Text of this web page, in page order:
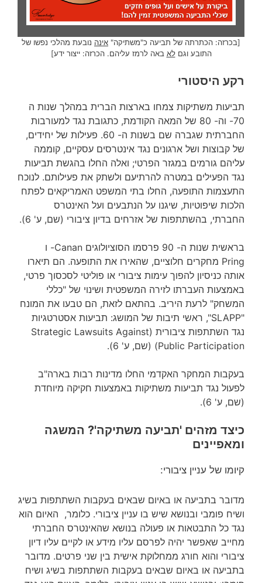
[בכרזה: הכתרתה של תביעה כ"משתיקה" אינה נובעת מהלכי נפשו של
התובע וגםלא באה לרמז עליהם. הכרזה: ייצור ידע]
רקע היסטורי
תביעות משתיקות צמחו בארצות הברית במהלך שנות ה
70- וה- 80 של המאה הקודמת, כתגובת נגד למעורבות
החברתית שגברה שם בשנות ה- 60. פעילות של יחידים,
של קבוצות ושל ארגונים נגד אינטרסים עסקיים, קוממה
עליהם גורמים במגזר הפרטי; ואלה החלו בהגשת תביעות
נגד הפעילים במטרה להרתיעם ולשתק את פעילותם. לנוכח
התעצמות התופעה, החלו בתי המשפט האמריקאים לפתח
הלכות שיפוטיות, שיגנו על הנתבעים ועל האינטרס
החברתי, בהשתתפות של אזרחים בדיון ציבורי (שם, ע' 6).
בראשית שנות ה- 90 פרסמו הסוציולוגים Canan- ו
Pring מחקרים חלוציים, שהאירו את התופעה. הם תיארו
אותה כניסיון להפוך עימות ציבורי או פוליטי לסכסוך פרטי,
באמצעות העברתו לזירה המשפטית ושינוי של "כללי
המשחק" לרעת היריב. בהתאם לזאת, הם טבעו את המונח
"SLAPP", ראשי תיבות של המושג: תביעות אסטרטגיות
נגד השתתפות ציבורית (Strategic Lawsuits Against
Public Participation) (שם, ע' 6).
בעקבות המחקר האקדמי החלו מדינות רבות בארה"ב
לפעול נגד תביעות משתיקות באמצעות חקיקה מיוחדת
(שם, ע' 6).
כיצד מזהים 'תביעה משתיקה'? המשגה
ומאפיינים
קיומו של עניין ציבורי:
מדובר בתביעה או באיום שבאים בעקבות השתתפות בשיג
ושיח פומבי ובנושא שיש בו עניין ציבורי. כלומר, האיום הוא
נגד כל התבטאות או פעולה בנושא שהאינטרס החברתי
מחייב שאפשר יהיה לפרסם עליו מידע או לקיים עליו דיון
ציבורי והוא חורג ממחלוקת אישית בין שני פרטים. מדובר
בתביעה או באיום שבאים בעקבות השתתפות בשיג ושיח